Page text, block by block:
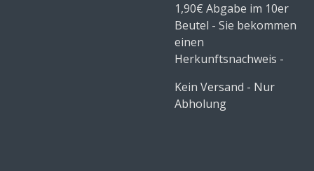
1,90€ Abgabe im 10er
Beutel - Sie bekommen
einen
Herkunftsnachweis -
Kein Versand - Nur
Abholung